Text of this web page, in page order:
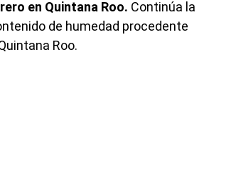
en Quintana Roo. Continúa la
de humedad procedente
Roo.